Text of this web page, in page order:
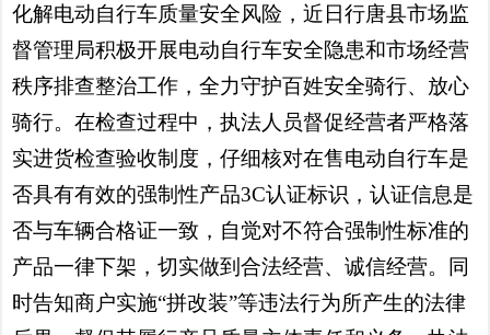
化解电动自行车质量安全风险，近 日行唐县市场监
督管理局积极开展电动自行车安全隐患和市场经营
秩序排查整治工作，全力守护百姓安全骑行、放心
骑行。在检查过程中，执法人员督促经营者严格落
实进货检查验收制度，仔细核对在售电动自行车是
否具有有效的强制性产品3C认证标识，认证信息是
否与车辆合格证一致，自觉对不符合强制性标准的
产品一律下架，切实做到合法经营、诚信经营。同
时告知商户实施“拼改装”等违法行为所产生的法律